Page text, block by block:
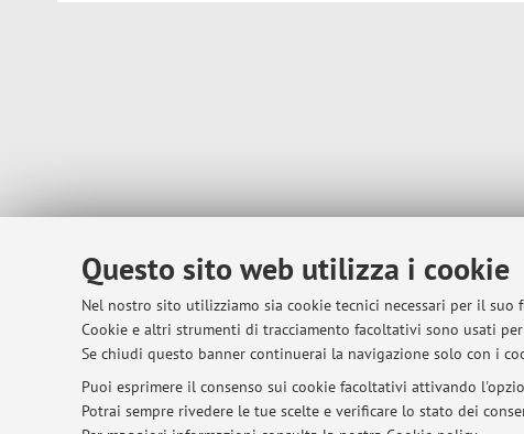
Questo sito web utilizza i cookie
Nel nostro sito utilizziamo sia cookie tecnici necessari per il
Cookie e altri strumenti di tracciamento facoltativi sono usati
Se chiudi questo banner continuerai la navigazione solo con i
Puoi esprimere il consenso sui cookie facoltativi attivando
Potrai sempre rivedere le tue scelte e verificare lo stato dei